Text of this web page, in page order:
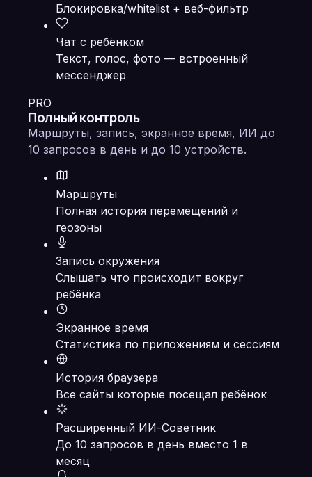
Блокировка/whitelist + веб-фильтр
Чат с ребёнком
Текст, голос, фото — встроенный
мессенджер
PRO
Полный контроль
Маршруты, запись, экранное время, ИИ до
10 запросов в день и до 10 устройств.
Маршруты
Полная история перемещений и
геозоны
Запись окружения
Слышать что происходит вокруг
ребёнка
Экранное время
Статистика по приложениям и сессиям
История браузера
Все сайты которые посещал ребёнок
Расширенный ИИ-Советник
До 10 запросов в день вместо 1 в
месяц